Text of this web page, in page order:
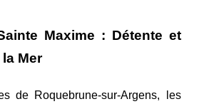
Maxime : Détente et
Mer
de Roquebrune-sur-Argens, les